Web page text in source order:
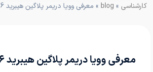
کارشناسی »
blog » معرفی وویا دریمر پلاگین هیبرید 2026
معرفی وویا دریمر پلاگین هیبرید 2026